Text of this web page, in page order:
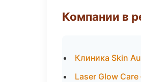
Компании в
Клиника Skin
Laser Glow